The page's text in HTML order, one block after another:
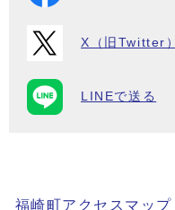
X（旧Twitter
LINEで送る
福崎町アクセスマップ